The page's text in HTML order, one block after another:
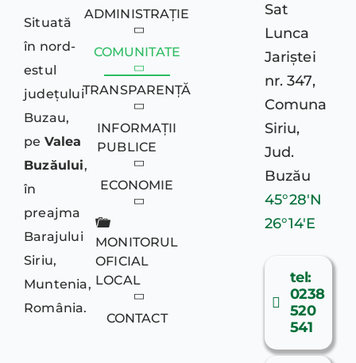
Situată
în nord-
estul
județului
Buzau,
pe Valea
Buzăului,
în
preajma
Barajului
Siriu,
Muntenia,
România.
ADMINISTRAȚIE
COMUNITATE
TRANSPARENȚĂ
INFORMAȚII
PUBLICE
ECONOMIE
MONITORUL
OFICIAL
LOCAL
CONTACT
Sat
Lunca
Jariștei
nr. 347,
Comuna
Siriu,
Jud.
Buzău
45°28′N
26°14′E
tel:
0238
520
541